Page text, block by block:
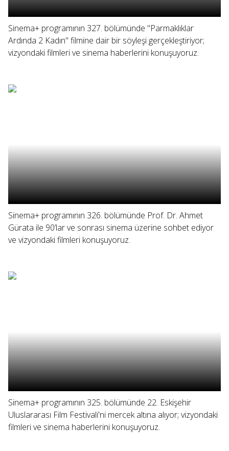
Sinema+ programının 327. bölümünde "Parmaklıklar
Ardında 2 Kadın" filmine dair bir söyleşi gerçekleştiriyor;
vizyondaki filmleri ve sinema haberlerini konuşuyoruz.
Sinema+ programının 326. bölümünde Prof. Dr. Ahmet
Gürata ile 90’lar ve sonrası sinema üzerine sohbet ediyor
ve vizyondaki filmleri konuşuyoruz.
Sinema+ programının 325. bölümünde 22. Eskişehir
Uluslararası Film Festivali'ni mercek altına alıyor; vizyondaki
filmleri ve sinema haberlerini konuşuyoruz.